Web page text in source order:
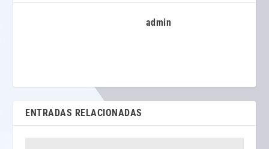
admin
ENTRADAS RELACIONADAS